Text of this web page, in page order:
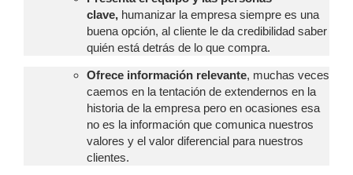
clave, humanizar la empresa siempre es una
buena opción, al cliente le da credibilidad saber
quién está detrás de lo que compra.
Ofrece información relevante, muchas veces
caemos en la tentación de extendernos en la
historia de la empresa pero en ocasiones esa
no es la información que comunica nuestros
valores y el valor diferencial para nuestros
clientes.